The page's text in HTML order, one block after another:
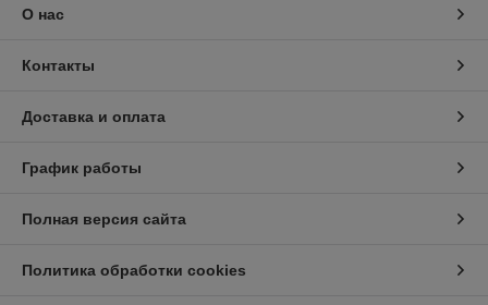
О нас
Контакты
Доставка и оплата
График работы
Полная версия сайта
Политика обработки cookies